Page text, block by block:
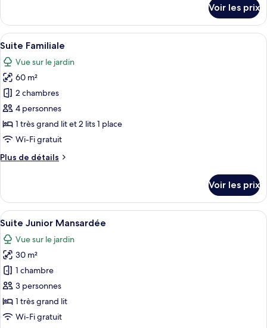
le
type
de
Suite
Junior
Voir les prix
Afficher
toutes
les
photos
pour
ce
type
de
chambre :
Suite
Une chambre spacieuse avec un
8
Suite Familiale
Vue sur le jardin
60 m²
2 chambres
4 personnes
1 très grand lit et 2 lits 1 place
Wi-Fi gratuit
Plus de détails
Plus
le
type
de
Suite
Familiale
Voir les prix
Afficher
toutes
les
photos
pour
ce
type
de
Une chambre avec un grand lit, des
4
Suite Junior Mansardée
Vue sur le jardin
30 m²
1 chambre
3 personnes
1 très grand lit
Wi-Fi gratuit